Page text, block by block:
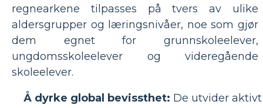
regnearkene tilpasses på tvers av ulike
aldersgrupper og læringsnivåer, noe som gjør
dem egnet for grunnskoleelever,
ungdomsskoleelever og videregående
skoleelever.
Å dyrke global bevissthet: De utvider aktivt